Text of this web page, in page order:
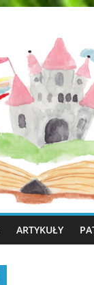
ARTYKUŁY